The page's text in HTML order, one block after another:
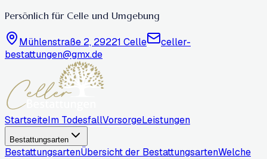
Persönlich für Celle und Umgebung
Mühlenstraße 2, 29221 Celle
celler-
bestattungen@gmx.de
StartseiteIm TodesfallVorsorgeLeistungen
Bestattungsarten
BestattungsartenÜbersicht der BestattungsartenWelche